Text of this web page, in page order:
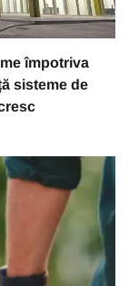
împotriva
sisteme de